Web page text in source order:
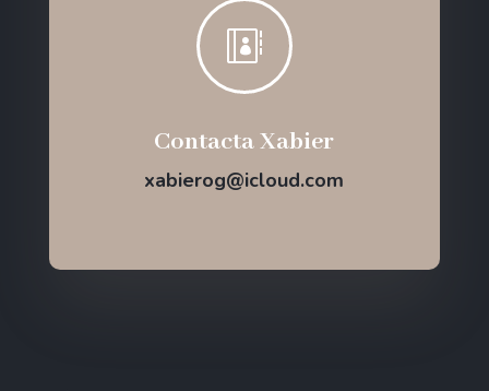

Contacta Xabier
xabierog@icloud.com